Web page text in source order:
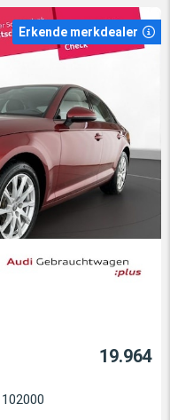
Erkende merkdealer
19.964
102000